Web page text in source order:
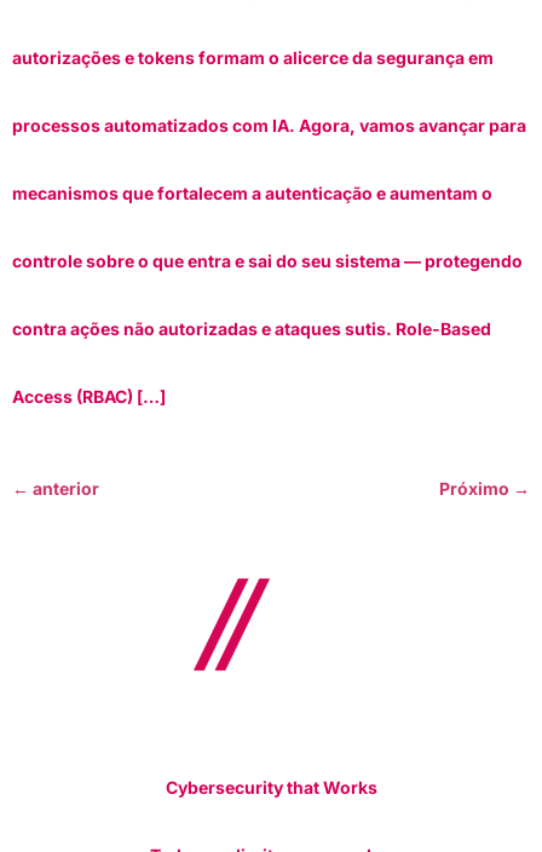
autorizações e tokens formam o alicerce da segurança em
processos automatizados com IA. Agora, vamos avançar para
mecanismos que fortalecem a autenticação e aumentam o
controle sobre o que entra e sai do seu sistema — protegendo
contra ações não autorizadas e ataques sutis. Role-Based
Access (RBAC) […]
← anterior Próximo →
Cybersecurity that Works